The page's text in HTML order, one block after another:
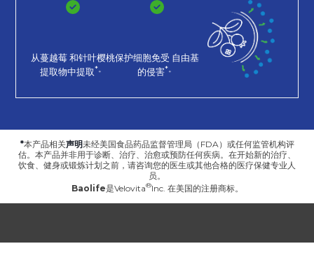
从蔓越莓和针叶樱桃
提取物中提取*。
保护细胞免受 自由基
的侵害*。
*本产品相关声明未经美国食品药品监督管理局（FDA）或任何监管机构评
估。本产品并非用于诊断、治疗、治愈或预防任何疾病。在开始新的治疗、
饮食、健身或锻炼计划之前，请咨询您的医生或其他合格的医疗保健专业人
员。
Baolife是Velovita Inc. 在美国的注册商标。